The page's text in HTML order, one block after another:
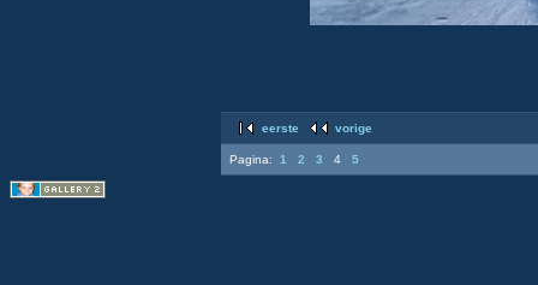
eerste vorige
Pagina: 1 2 3 4 5